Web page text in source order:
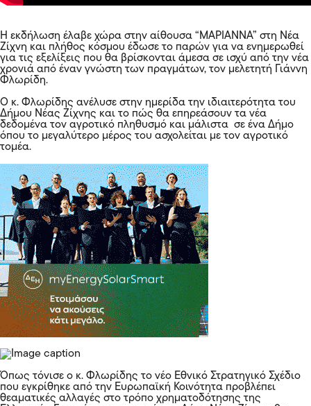
Η εκδήλωση έλαβε χώρα στην αίθουσα “ΜΑΡΙΑΝΝΑ” στη Νέα
Ζίχνη και πλήθος κόσμου έδωσε το παρών για να ενημερωθεί
για τις εξελίξεις που θα βρίσκονται άμεσα σε ισχύ από την νέα
χρονιά από έναν γνώστη των πραγμάτων, τον μελετητή Γιάννη
Φλωρίδη.
Ο κ. Φλωρίδης ανέλυσε στην ημερίδα την ιδιαιτερότητα του
Δήμου Νέας Ζίχνης και το πώς θα επηρεάσουν τα νέα
δεδομένα τον αγροτικό πληθυσμό και μάλιστα σε ένα Δήμο
όπου το μεγαλύτερο μέρος του ασχολείται με τον αγροτικό
τομέα.
Όπως τόνισε ο κ. Φλωρίδης το νέο Εθνικό Στρατηγικό Σχέδιο
που εγκρίθηκε από την Ευρωπαϊκή Κοινότητα προβλέπει
θεαματικές αλλαγές στο τρόπο χρηματοδότησης της